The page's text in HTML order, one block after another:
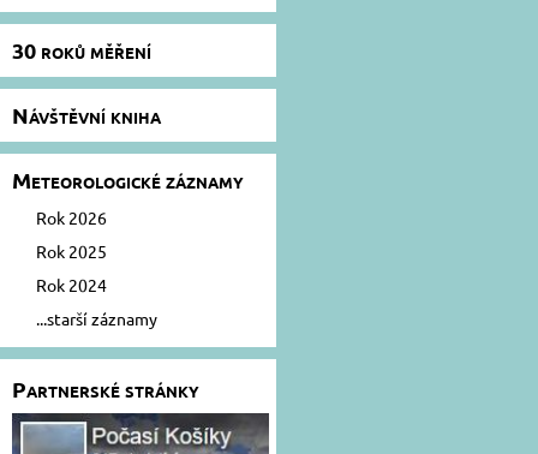
30 roků měření
Návštěvní kniha
Meteorologické záznamy
Rok 2026
Rok 2025
Rok 2024
...starší záznamy
Partnerské stránky